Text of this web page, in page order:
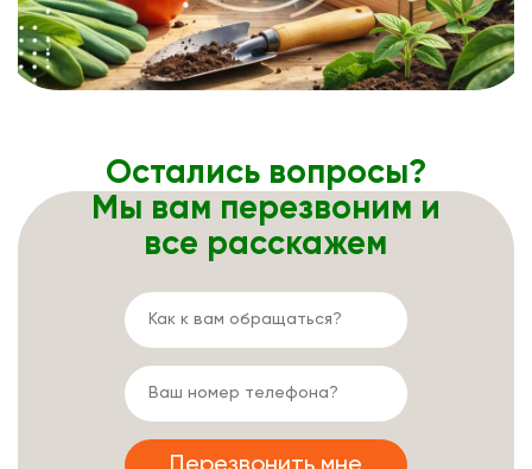
Остались вопросы?
Мы вам перезвоним и
все расскажем